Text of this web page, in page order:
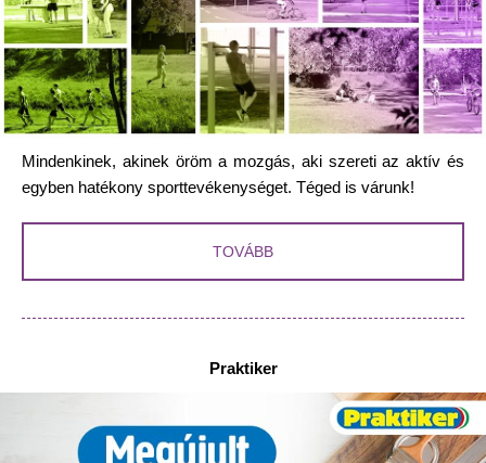
Mindenkinek, akinek öröm a mozgás, aki szereti az aktív és
egyben hatékony sporttevékenységet. Téged is várunk!
TOVÁBB
Praktiker